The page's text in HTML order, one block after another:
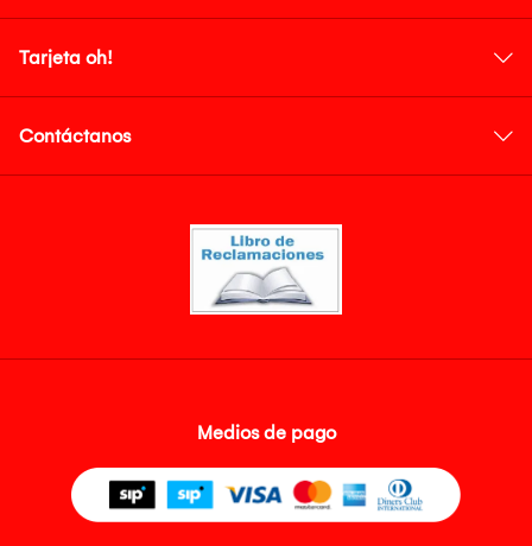
Tarjeta oh!
Contáctanos
Medios de pago